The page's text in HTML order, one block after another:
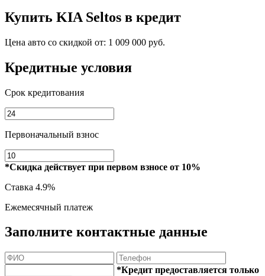
Купить KIA Seltos в кредит
Цена авто со скидкой от: 1 009 000 руб.
Кредитные условия
Срок кредитования
Первоначальный взнос
*Скидка действует при первом взносе от 10%
Ставка 4.9%
Ежемесячный платеж
Заполните контактные данные
*Кредит предоставляется только